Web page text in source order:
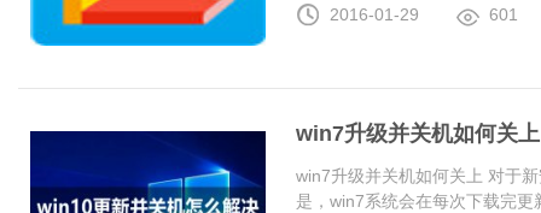
2016-01-29
601
win7升级并关机如何关上
win7升级并关机如何关上 对于
是，win7系统会在每次下载完